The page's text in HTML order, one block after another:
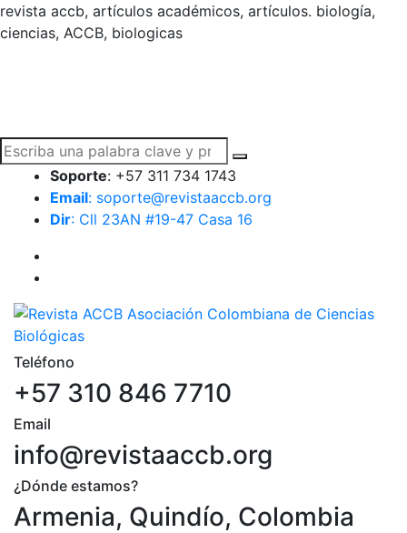
revista accb, artículos académicos, artículos. biología,
ciencias, ACCB, biologicas
Soporte: +57 311 734 1743
Email: soporte@revistaaccb.org
Dir: Cll 23AN #19-47 Casa 16
Teléfono
+57 310 846 7710
Email
info@revistaaccb.org
¿Dónde estamos?
Armenia, Quindío, Colombia